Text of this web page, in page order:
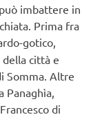
imbattere in
Prima fra
gotico,
della città e
Somma. Altre
Panaghìa,
di